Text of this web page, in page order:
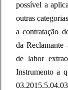
possível a
outras
a contratação
da Reclamante
de labor
Instrumento a